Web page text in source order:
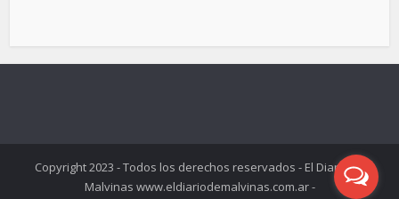
Copyright 2023 - Todos los derechos reservados - El Diario de
Malvinas www.eldiariodemalvinas.com.ar -